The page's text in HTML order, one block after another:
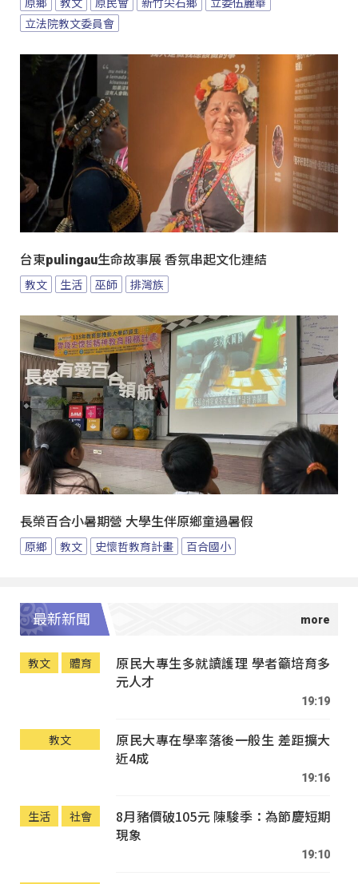
立法院教文委員會
台東pulingau生命故事展 香氛串起文化連結
教文 生活 巫師 排灣族
長榮百合小暑期營 大學生伴原鄉童過暑假
原鄉 教文 史懷哲教育計畫 百合國小
最新新聞
教文 體育
原民大專生多就讀護理 學者籲培育多
元人才
19:19
教文
原民大專在學率落後一般生 差距擴大
近4成
19:16
生活 社會
8月豬價破105元 陳駿季：為節慶短期
現象
19:10